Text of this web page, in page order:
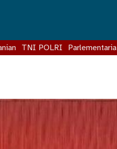
TNI POLRI Parlementaria